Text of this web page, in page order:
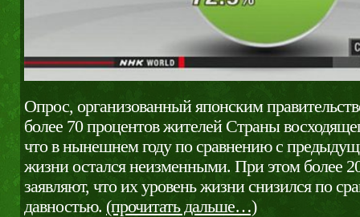
Опрос, организованный японским
более 70 процентов жителей Страны
что в нынешнем году по сравнению с
жизни остался неизменными. При этом более
заявляют, что их уровень жизни снизился по
давностью. (прочитать дальше…)